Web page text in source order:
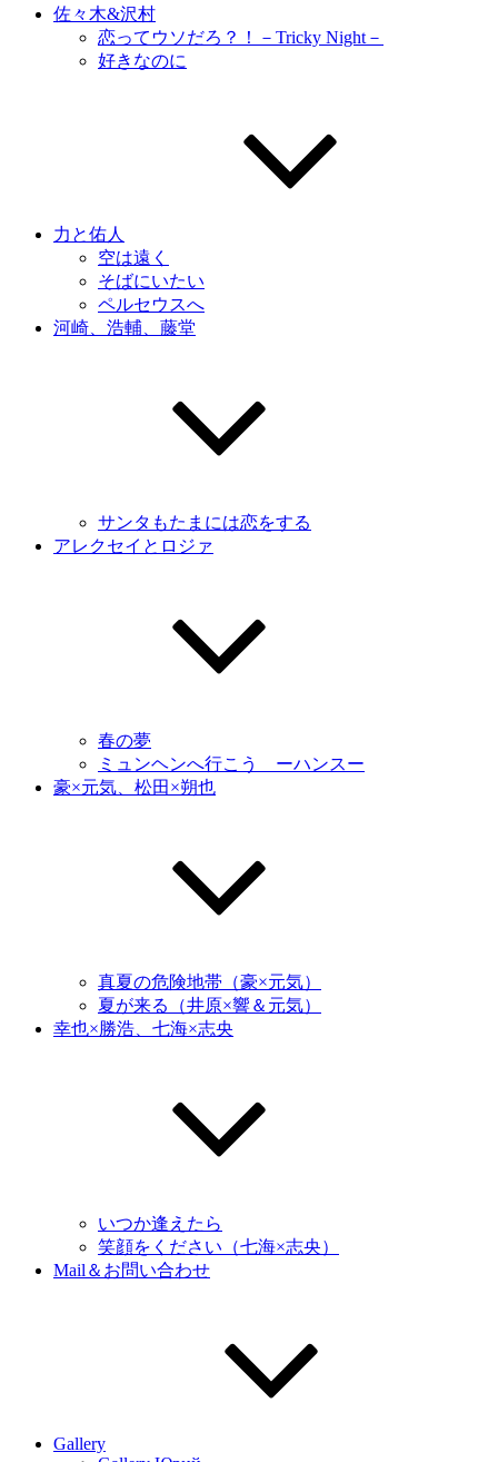
佐々木&沢村
恋ってウソだろ？！－Tricky Night－
好きなのに
力と佑人
空は遠く
そばにいたい
ペルセウスへ
河崎、浩輔、藤堂
サンタもたまには恋をする
アレクセイとロジァ
春の夢
ミュンヘンへ行こう ーハンスー
豪×元気、松田×朔也
真夏の危険地帯（豪×元気）
夏が来る（井原×響＆元気）
幸也×勝浩、七海×志央
いつか逢えたら
笑顔をください（七海×志央）
Mail＆お問い合わせ
Gallery